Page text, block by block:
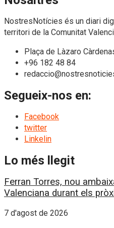
NostresNotícies és un diari
territori de la Comunitat
Plaça de Làzaro
+96 182 48 84
Segueix-nos en:
Facebook
twitter
Linkelin
Lo més llegit
Ferran Torres, nou
Valenciana durant els
7 d'agost de 2026